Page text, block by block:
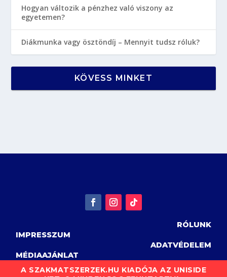
Hogyan változik a pénzhez való viszony az
egyetemen?
Diákmunka vagy ösztöndíj – Mennyit tudsz róluk?
KÖVESS MINKET
RÓLUNK
IMPRESSZUM
ADATVÉDELEM
MÉDIAAJÁNLAT
A SZAKMATSZERZEK.HU KIADÓJA AZ UNISIDE